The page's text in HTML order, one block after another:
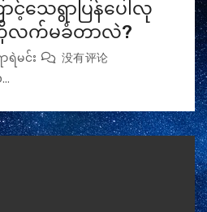
င့်သေရွာပြန်ပေါလု
လက်မခံတာလဲ?
ရဲမင်း 没有评论